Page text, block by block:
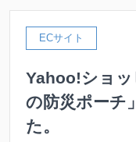
ECサイト
Yahoo!ショ
の防災ポーチ
た。